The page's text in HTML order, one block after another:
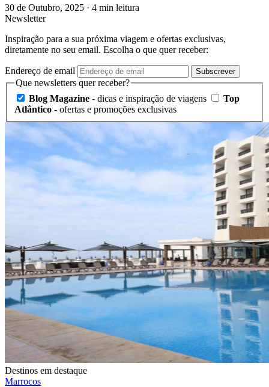
30 de Outubro, 2025 · 4 min leitura
Newsletter
Inspiração para a sua próxima viagem e ofertas exclusivas,
diretamente no seu email. Escolha o que quer receber:
Endereço de email Subscrever
Que newsletters quer receber?
Blog Magazine - dicas e inspiração de viagens
Top
Atlântico - ofertas e promoções exclusivas
Destinos em destaque
Marrocos